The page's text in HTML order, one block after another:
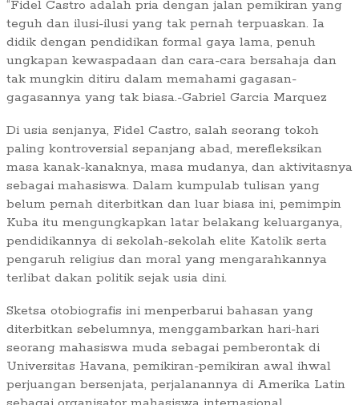
“Fidel Castro adalah pria dengan jalan pemikiran yang
teguh dan ilusi-ilusi yang tak pernah terpuaskan. Ia
didik dengan pendidikan formal gaya lama, penuh
ungkapan kewaspadaan dan cara-cara bersahaja dan
tak mungkin ditiru dalam memahami gagasan-
gagasannya yang tak biasa.-Gabriel Garcia Marquez
Di usia senjanya, Fidel Castro, salah seorang tokoh
paling kontroversial sepanjang abad, merefleksikan
masa kanak-kanaknya, masa mudanya, dan aktivitasnya
sebagai mahasiswa. Dalam kumpulab tulisan yang
belum pernah diterbitkan dan luar biasa ini, pemimpin
Kuba itu mengungkapkan latar belakang keluarganya,
pendidikannya di sekolah-sekolah elite Katolik serta
pengaruh religius dan moral yang mengarahkannya
terlibat dakan politik sejak usia dini.
Sketsa otobiografis ini menperbarui bahasan yang
diterbitkan sebelumnya, menggambarkan hari-hari
seorang mahasiswa muda sebagai pemberontak di
Universitas Havana, pemikiran-pemikiran awal ihwal
perjuangan bersenjata, perjalanannya di Amerika Latin